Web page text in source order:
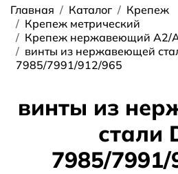
Строка
Главная Каталог
Крепеж
Крепеж метрический
Крепеж нержавеющий А2/
винты из нержавеющей
7985/7991/912/965
винты из
стали
7985/7991/